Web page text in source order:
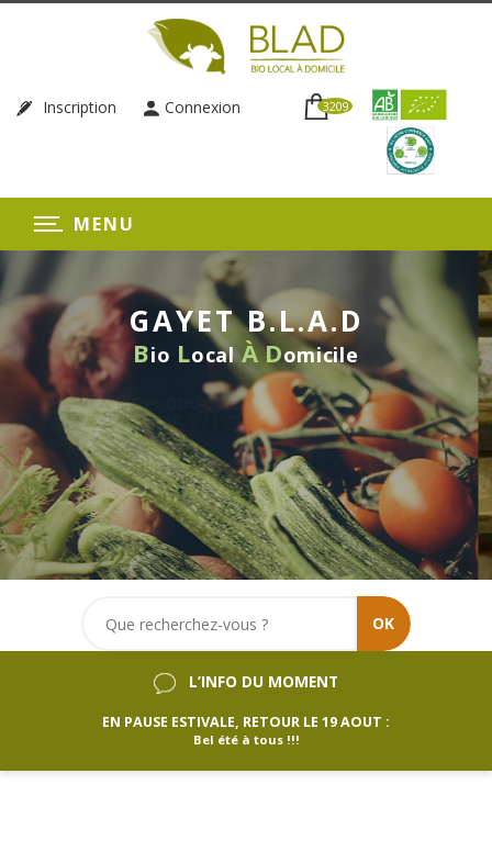
Inscription Connexion 3209
MENU
GAYET B.L.A.D
Bio Local ÀDomicile
DU RHÔNE
CLICS
LIVRAISON
SANS
OK
L’INFO DU MOMENT
EN PAUSE ESTIVALE, RETOUR LE 19 AOUT :
Bel été à tous !!!